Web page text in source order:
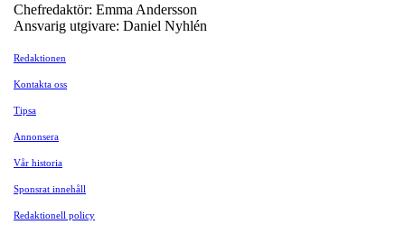
Chefredaktör: Emma Andersson
Ansvarig utgivare: Daniel Nyhlén
Redaktionen
Kontakta oss
Tipsa
Annonsera
Vår historia
Sponsrat innehåll
Redaktionell policy